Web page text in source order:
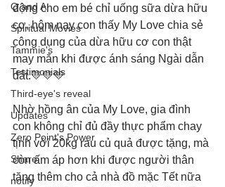
Q and A
Spiritual Movies
Tammie's
Testimonials
Third-eye's reveal
Updates
Zero Point's Power
Share
notify
động cho em bé chỉ uống sữa dừa hữu
cơ, hôm nay con thấy My Love chia sẻ
công dụng của dừa hữu cơ con thật
may mắn khi được ánh sáng Ngài dẫn
dắt.💛💛💛
Nhờ hồng ân của My Love, gia đình
con không chỉ đủ đầy thực phẩm chay
tịnh với 20kg rau củ quả được tặng, mà
còn ấm áp hơn khi được người thân
tặng thêm cho cả nhà đồ mặc Tết nữa